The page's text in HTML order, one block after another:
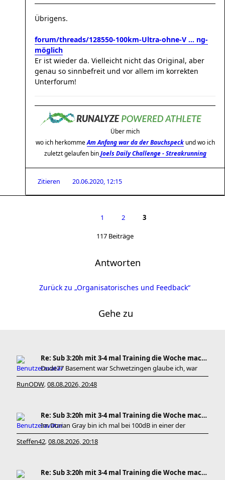
Übrigens.
forum/threads/128550-100km-Ultra-ohne-V ... ng-
möglich
Er ist wieder da. Vielleicht nicht das Original, aber
genau so sinnbefreit und vor allem im korrekten
Unterforum!
Über mich
wo ich herkomme Am Anfang war da der Bauchspeckund wo ich
zuletzt gelaufen binJoels Daily Challenge - Streakrunning
Zitieren 20.06.2020, 12:15
1 2 3
117 Beiträge
Antworten
Zurück zu „Organisatorisches und Feedback“
Gehe zu
Re: Sub 3:20h mit 3-4 mal Training die Woche machb
Dude77 Basement war Schwetzingen glaube ich, war
RunODW, 08.08.2026, 20:48
Re: Sub 3:20h mit 3-4 mal Training die Woche machb
Im Dorian Gray bin ich mal bei 100dB in einer der
Steffen42, 08.08.2026, 20:18
Re: Sub 3:20h mit 3-4 mal Training die Woche machb